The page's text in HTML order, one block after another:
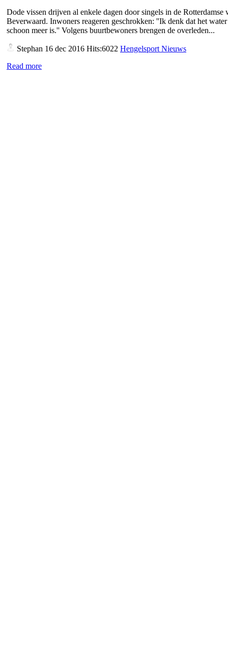
Dode vissen drijven al enkele dagen door singels in de Rotterdamse
Beverwaard. Inwoners reageren geschrokken: ''Ik denk dat het
schoon meer is.'' Volgens buurtbewoners brengen de overleden...
Stephan 16 dec 2016 Hits:6022 Hengelsport Nieuws
Read more